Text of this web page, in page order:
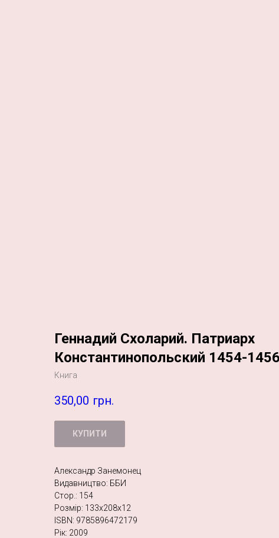
Геннадий Схоларий. Патриарх
Константинопольский 1454-
Книга
350,00 грн.
КУПИТИ
Александр Занемонец
Видавництво: ББИ
Стор.: 154
Розмір: 133х208х12
ISBN: 9785896472179
Рік: 2009